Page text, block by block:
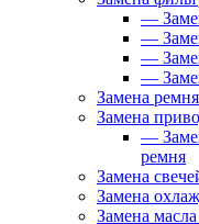
—
—
—
—
Замена
Замена
—
ремня
Замена
Замена
Замена